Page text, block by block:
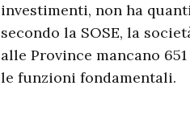
investimenti, non ha
secondo la SOSE, la
alle Province mancano
le funzioni fondamentali.